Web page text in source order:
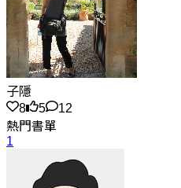
子隱
8
5
12
熱門書單
1